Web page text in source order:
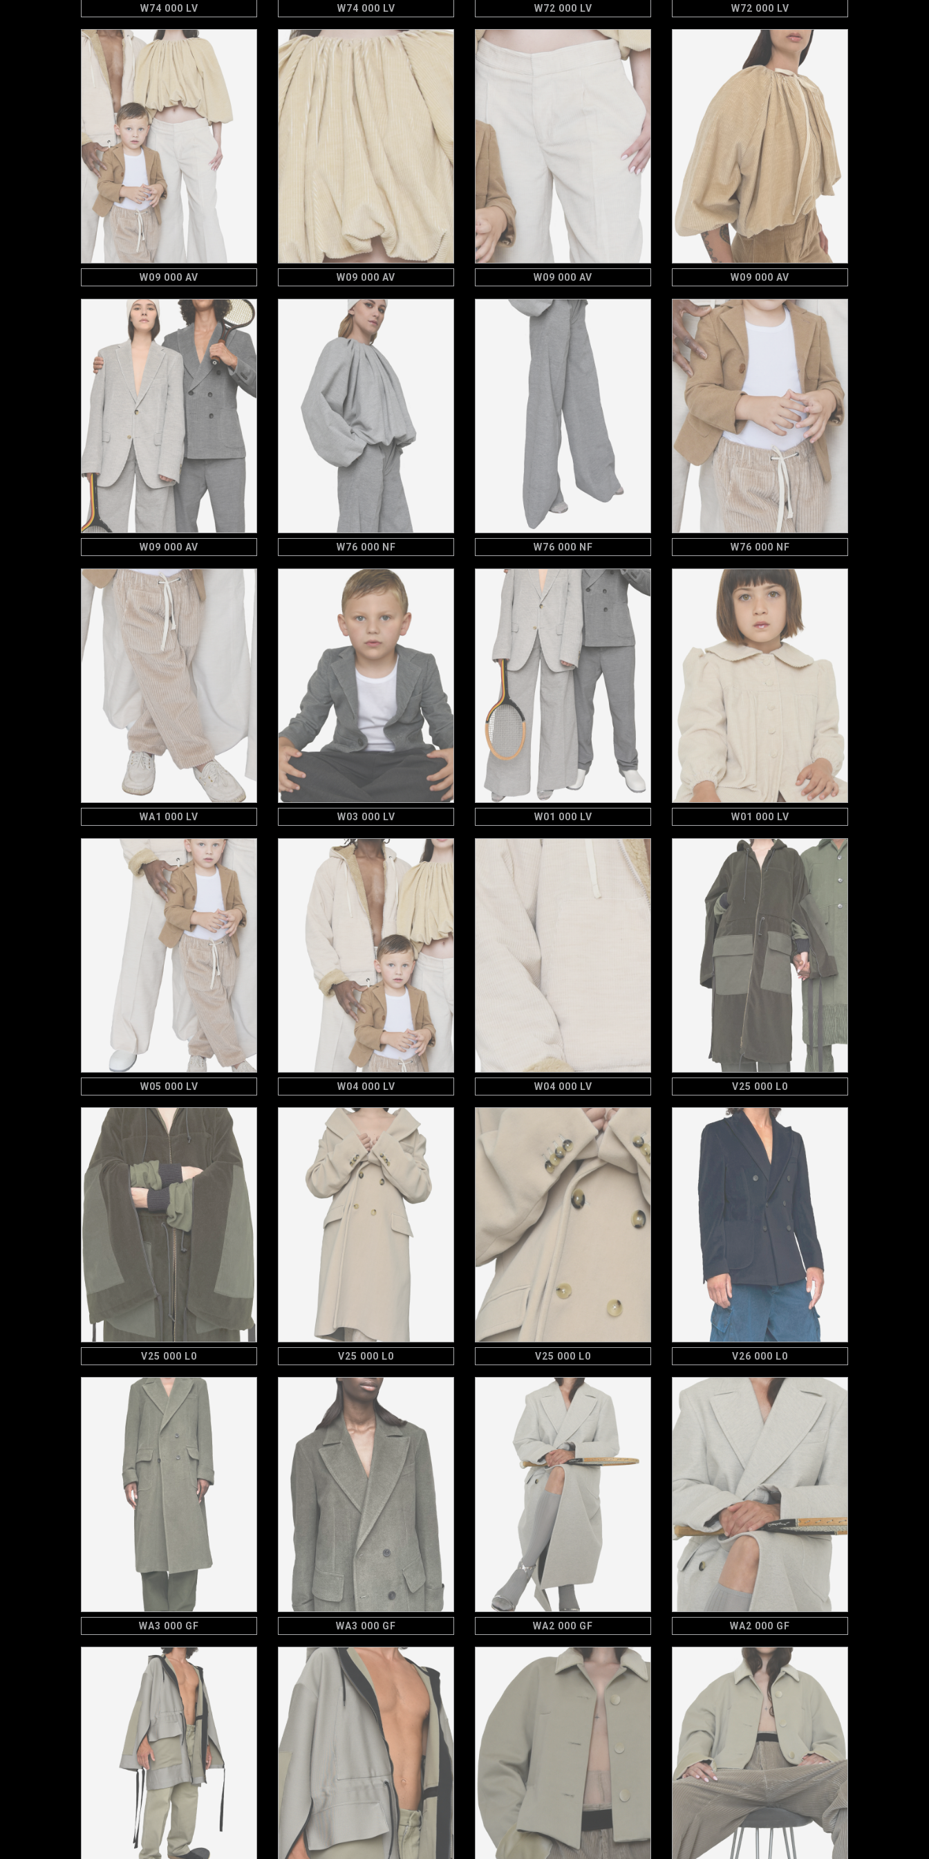
W74 000 LV W74 000 LV W72 000 LV W72 000 LV
W09 000 AV W09 000 AV W09 000 AV W09 000 AV
W09 000 AV W76 000 NF W76 000 NF W76 000 NF
WA1 000 LV W03 000 LV W01 000 LV W01 000 LV
W05 000 LV W04 000 LV W04 000 LV V25 000 L0
V25 000 L0 V25 000 L0 V25 000 L0 V26 000 L0
WA3 000 GF WA3 000 GF WA2 000 GF WA2 000 GF